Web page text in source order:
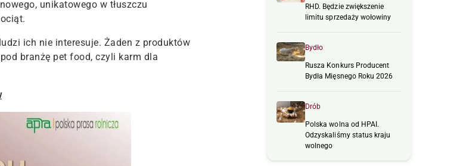
unikatowego w tłuszczu
ich nie interesuje. Żaden z produktów
branżę pet food, czyli karm dla
RHD. Będzie zwiększenie
limitu sprzedaży wołowiny
Bydło
Rusza Konkurs Producent
Bydła Mięsnego Roku 2026
Drób
Polska wolna od HPAI.
Odzyskaliśmy status kraju
wolnego